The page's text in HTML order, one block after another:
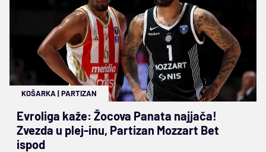
KOŠARKA |PARTIZAN
Evroliga kaže: Žocova Panata najjača!
Zvezda u plej-inu, Partizan Mozzart Bet
ispod